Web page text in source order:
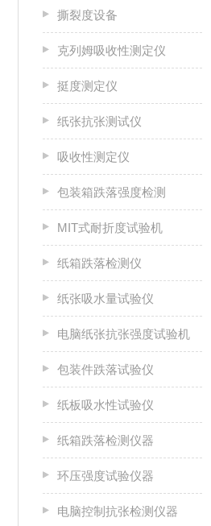
撕裂度设备
克列姆吸收性测定仪
挺度测定仪
纸张抗张测试仪
吸收性测定仪
包装箱跌落强度检测
MIT式耐折度试验机
纸箱跌落检测仪
纸张吸水量试验仪
电脑纸张抗张强度试验机
包装件跌落试验仪
纸板吸水性试验仪
纸箱跌落检测仪器
环压强度试验仪器
电脑控制抗张检测仪器